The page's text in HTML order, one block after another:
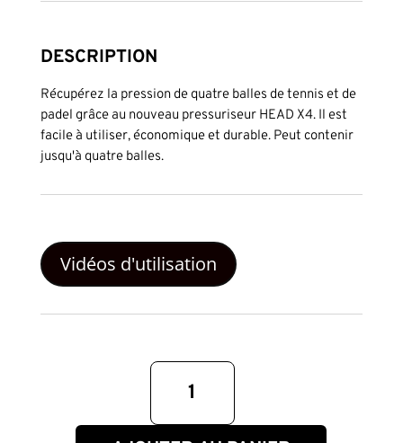
DESCRIPTION
Récupérez la pression de quatre balles de tennis et de
padel grâce au nouveau pressuriseur HEAD X4. Il est
facile à utiliser, économique et durable. Peut contenir
jusqu'à quatre balles.
Vidéos d'utilisation
quantité